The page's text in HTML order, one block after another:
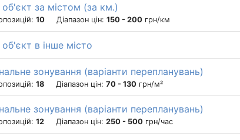
об'єкт за містом (за км.)
10 Діапазон цін: 150 - 200 грн/км
об'єкт в інше місто
зонування (варіанти перепланувань)
18 Діапазон цін: 70 - 130 грн/м²
зонування (варіанти перепланувань)
12 Діапазон цін: 250 - 500 грн/час